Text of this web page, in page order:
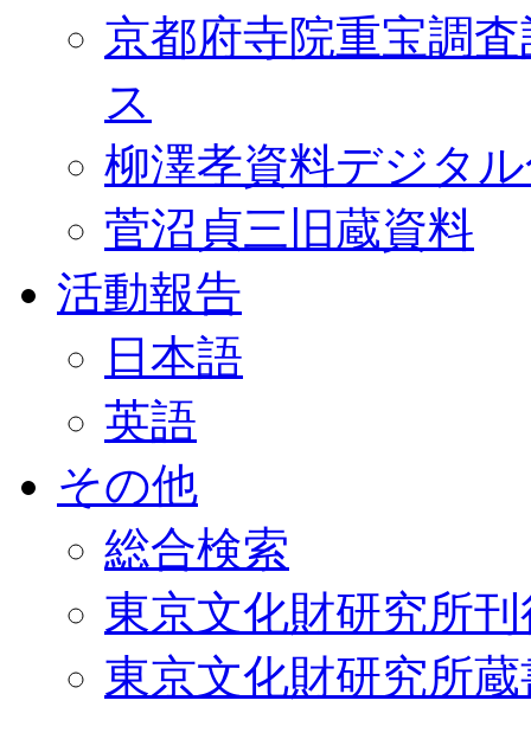
京都府寺院重宝調
ス
柳澤孝資料デジタ
菅沼貞三旧蔵資料
活動報告
日本語
英語
その他
総合検索
東京文化財研究所
東京文化財研究所